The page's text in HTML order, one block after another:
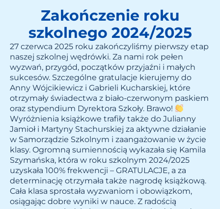
Zakończenie roku
szkolnego 2024/2025
27 czerwca 2025 roku zakończyliśmy pierwszy etap
naszej szkolnej wędrówki. Za nami rok pełen
wyzwań, przygód, początków przyjaźni i małych
sukcesów. Szczególne gratulacje kierujemy do
Anny Wójcikiewicz i Gabrieli Kucharskiej, które
otrzymały świadectwa z biało-czerwonym paskiem
oraz stypendium Dyrektora Szkoły. Brawo!
Wyróżnienia książkowe trafiły także do Julianny
Jamioł i Martyny Stachurskiej za aktywne działanie
w Samorządzie Szkolnym i zaangażowanie w życie
klasy. Ogromną sumiennością wykazała się Kamila
Szymańska, która w roku szkolnym 2024/2025
uzyskała 100% frekwencji – GRATULACJE, a za
determinację otrzymała także nagrodę książkową.
Cała klasa sprostała wyzwaniom i obowiązkom,
osiągając dobre wyniki w nauce. Z radością